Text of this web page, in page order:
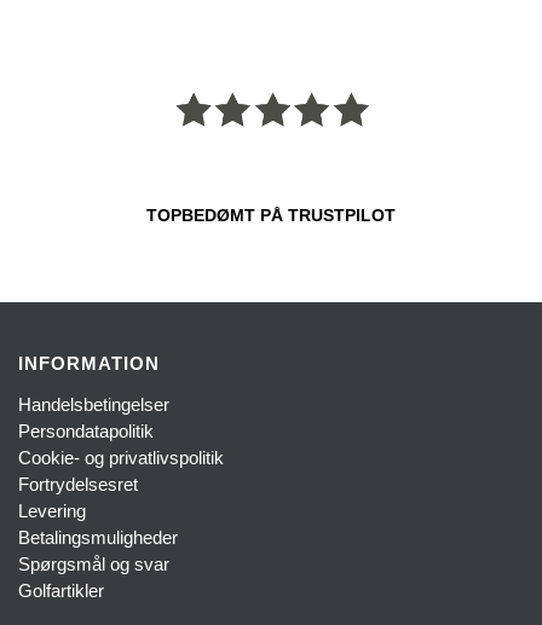
TOPBEDØMT PÅ TRUSTPILOT
INFORMATION
Handelsbetingelser
Persondatapolitik
Cookie- og privatlivspolitik
Fortrydelsesret
Levering
Betalingsmuligheder
Spørgsmål og svar
Golfartikler